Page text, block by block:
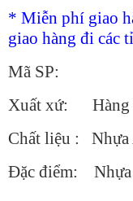
* Miễn phí giao
giao hàng đi các
Mã SP:
Xuất xứ: Hàng
Chất liệu : Nhựa
Đặc điểm: Nhựa